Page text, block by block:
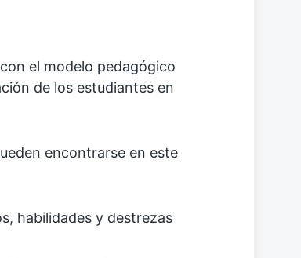
el modelo pedagógico
de los estudiantes en
encontrarse en este
habilidades y destrezas